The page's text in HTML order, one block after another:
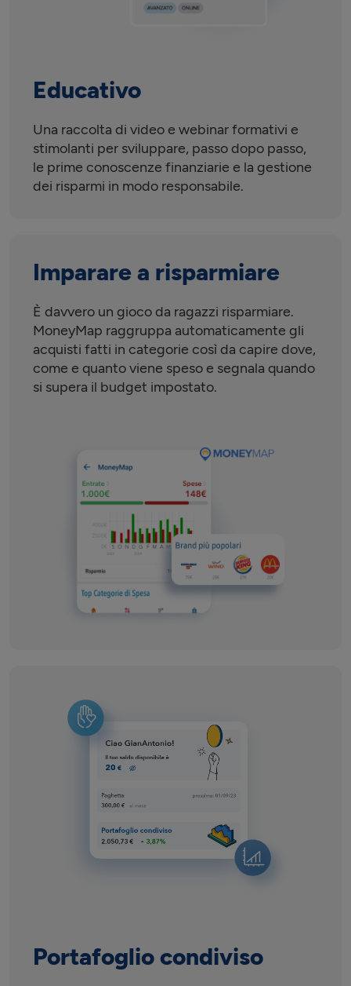
Educativo
Una raccolta di video e webinar formativi e
stimolanti per sviluppare, passo dopo passo,
le prime conoscenze finanziarie e la gestione
dei risparmi in modo responsabile.
Imparare a risparmiare
È davvero un gioco da ragazzi risparmiare.
MoneyMap raggruppa automaticamente gli
acquisti fatti in categorie così da capire dove,
come e quanto viene speso e segnala quando
si supera il budget impostato.
Portafoglio condiviso